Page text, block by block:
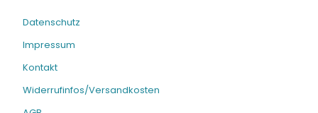
Datenschutz
Impressum
Kontakt
Widerrufinfos/Versandkosten